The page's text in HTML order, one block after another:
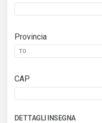
Provincia
CAP
DETTAGLI INSEGNA